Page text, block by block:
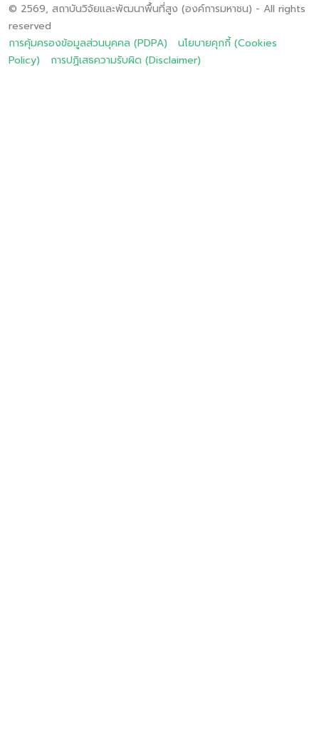
© 2569, สถาบันวิจัยและพัฒนาพื้นที่สูง (องค์การมหาชน) - All rights
reserved
การคุ้มครองข้อมูลส่วนบุคคล (PDPA)
นโยบายคุกกี้ (Cookies
Policy)
การปฏิเสธความรับผิด (Disclaimer)